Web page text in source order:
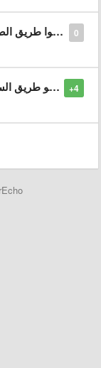
0 (ياريت
+4 ياريت